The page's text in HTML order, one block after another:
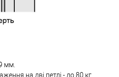
мм.
на дві петлі - до 80 кг.